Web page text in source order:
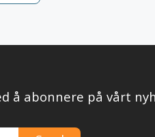
å abonnere på vårt